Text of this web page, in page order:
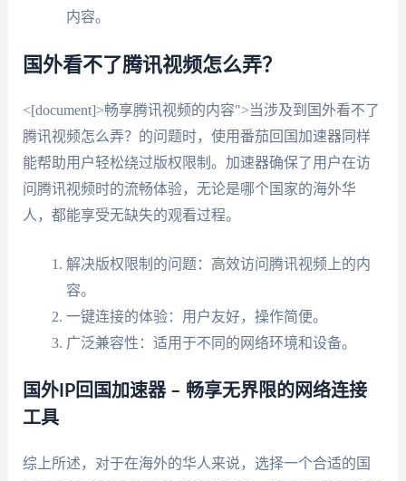
内容。
国外看不了腾讯视频怎么弄？
<[document]>畅享腾讯视频的内容">当涉及到国外看不了
腾讯视频怎么弄？的问题时，使用番茄回国加速器同样
能帮助用户轻松绕过版权限制。加速器确保了用户在访
问腾讯视频时的流畅体验，无论是哪个国家的海外华
人，都能享受无缺失的观看过程。
解决版权限制的问题：高效访问腾讯视频上的内
容。
一键连接的体验：用户友好，操作简便。
广泛兼容性：适用于不同的网络环境和设备。
国外IP回国加速器 – 畅享无界限的网络连接
工具
综上所述，对于在海外的华人来说，选择一个合适的国